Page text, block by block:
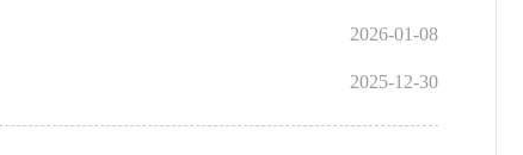
2026-01-08
2025-12-30